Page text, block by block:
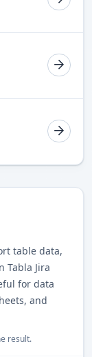
table data,
Tabla Jira
for data
and
result.